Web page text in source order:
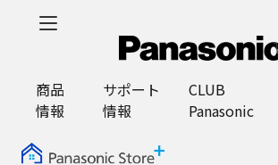
商品
情報
サポート
情報
CLUB
Panasonic